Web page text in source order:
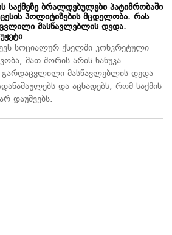
საქმეზე ბრალდებულები პატიმრობაში
პოლიტიზების მცდელობა. რას
მასწავლებლის დედა.
სოციალურ ქსელში კონკრეტული
მათ შორის არის ნანუკა
მასწავლებლის დედა
და აცხადებს, რომ საქმის
დაუშვებს.